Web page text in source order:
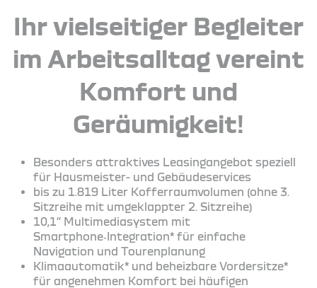
Ihr vielseitiger Begleiter
im Arbeitsalltag vereint
Komfort und
Geräumigkeit!
Besonders attraktives Leasingangebot speziell
für Hausmeister- und Gebäudeservices
bis zu 1.819 Liter Kofferraumvolumen (ohne 3.
Sitzreihe mit umgeklappter 2. Sitzreihe)
10,1’’ Multimediasystem mit
Smartphone‑Integration* für einfache
Navigation und Tourenplanung
Klimaautomatik* und beheizbare Vordersitze*
für angenehmen Komfort bei häufigen